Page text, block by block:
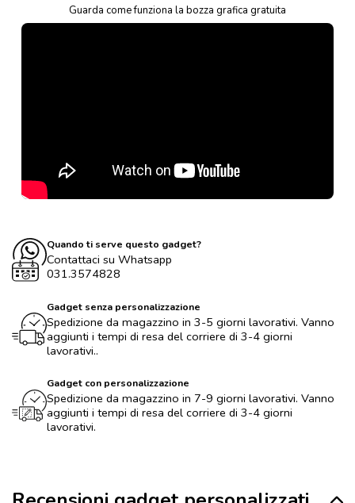
Guarda come funziona la bozza grafica gratuita
Quando ti serve questo gadget?
Contattaci su Whatsapp
031.3574828
Gadget senza personalizzazione
Spedizione da magazzino in 3-5 giorni lavorativi. Vanno
aggiunti i tempi di resa del corriere di 3-4 giorni
lavorativi..
Gadget con personalizzazione
Spedizione da magazzino in 7-9 giorni lavorativi. Vanno
aggiunti i tempi di resa del corriere di 3-4 giorni
lavorativi.